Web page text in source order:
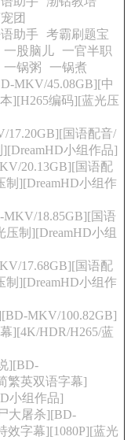
团
助手 考霸刷题宝
一股脑儿
一官半职
一锅粥
一锅煮
MKV/45.08GB][中
][H265编码][蓝光压
17.20GB][国语配音/
小组作品]
20.13GB][国语配
制][DreamHD小组作
18.85GB][国语
压制][DreamHD小组
17.68GB][国语配
制][DreamHD小组作
MKV/100.82GB]
][4K/HDR/H265/蓝
][BD-
繁英双语字幕]
小组作品]
大屠杀][BD-
效字幕][1080P][蓝光